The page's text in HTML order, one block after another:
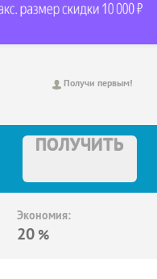
Получи первым!
ПОЛУЧИТЬ
Экономия:
20 %